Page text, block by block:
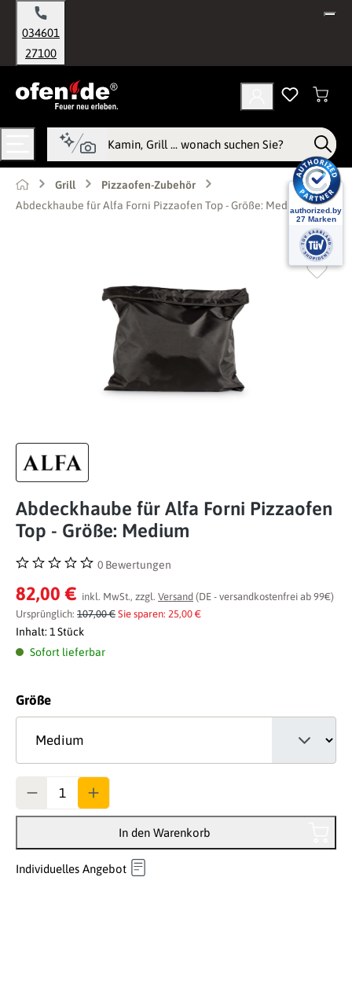
springen
034601
27100
Grill
Pizzaofen-Zubehör
Abdeckhaube für Alfa Forni Pizzaofen Top - Größe: Medium
Abdeckhaube für Alfa Forni Pizzaofen
Top - Größe: Medium
Durchschnittliche Bewertung von 0 von 5 Sternen
0 Bewertungen
82,00 € inkl. MwSt., zzgl. Versand (DE - versandkostenfrei ab 99€)
Ursprünglich: 107,00 € Sie sparen: 25,00 €
Inhalt: 1 Stück
Sofort lieferbar
Größeauswählen
In den Warenkorb
Individuelles Angebot